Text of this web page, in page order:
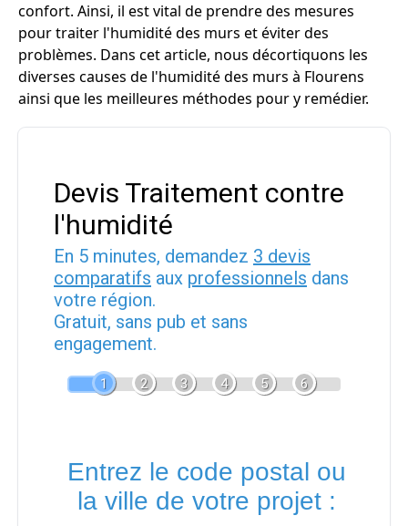
confort. Ainsi, il est vital de prendre des mesures
pour traiter l'humidité des murs et éviter des
problèmes. Dans cet article, nous décortiquons les
diverses causes de l'humidité des murs à Flourens
ainsi que les meilleures méthodes pour y remédier.
Devis Traitement contre
l'humidité
En 5 minutes, demandez 3 devis
comparatifs aux professionnels dans
votre région.
Gratuit, sans pub et sans
engagement.
1 2 3 4 5 6
Entrez le code postal ou
la ville de votre projet :